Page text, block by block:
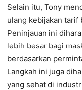
Selain itu, Tony
ulang kebijakan tarif
Peninjauan ini
lebih besar bagi
berdasarkan
Langkah ini juga
yang sehat di